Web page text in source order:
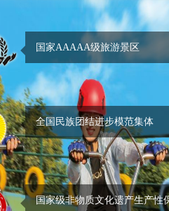
国家AAAAA级旅游景区
全国民族团结进步模范集体
国家级非物质文化遗产生产性